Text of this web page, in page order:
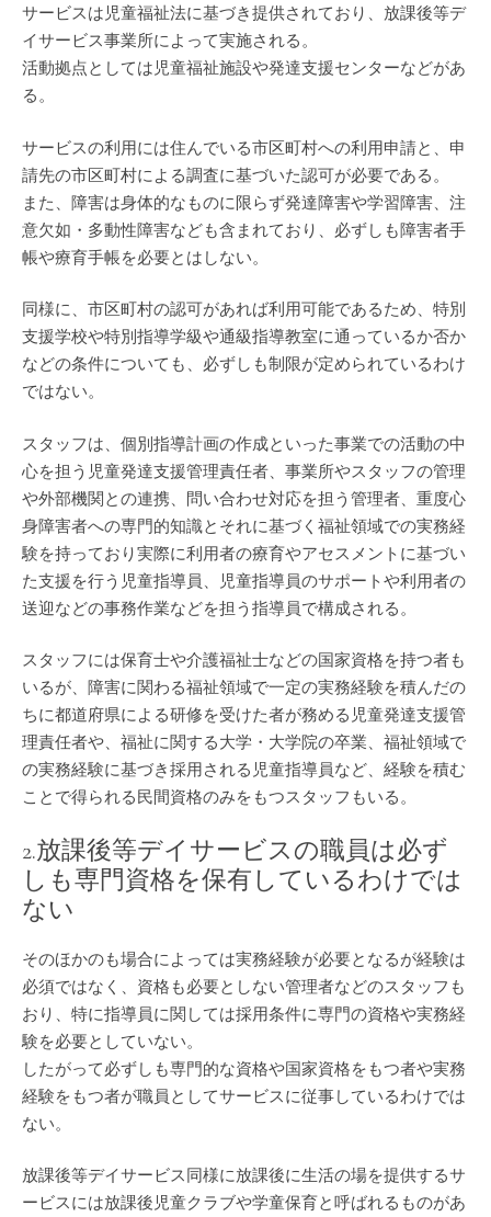
サービスは児童福祉法に基づき提供されており、放課後等デ
イサービス事業所によって実施される。
活動拠点としては児童福祉施設や発達支援センターなどがあ
る。
サービスの利用には住んでいる市区町村への利用申請と、申
請先の市区町村による調査に基づいた認可が必要である。
また、障害は身体的なものに限らず発達障害や学習障害、注
意欠如・多動性障害なども含まれており、必ずしも障害者手
帳や療育手帳を必要とはしない。
同様に、市区町村の認可があれば利用可能であるため、特別
支援学校や特別指導学級や通級指導教室に通っているか否か
などの条件についても、必ずしも制限が定められているわけ
ではない。
スタッフは、個別指導計画の作成といった事業での活動の中
心を担う児童発達支援管理責任者、事業所やスタッフの管理
や外部機関との連携、問い合わせ対応を担う管理者、重度心
身障害者への専門的知識とそれに基づく福祉領域での実務経
験を持っており実際に利用者の療育やアセスメントに基づい
た支援を行う児童指導員、児童指導員のサポートや利用者の
送迎などの事務作業などを担う指導員で構成される。
スタッフには保育士や介護福祉士などの国家資格を持つ者も
いるが、障害に関わる福祉領域で一定の実務経験を積んだの
ちに都道府県による研修を受けた者が務める児童発達支援管
理責任者や、福祉に関する大学・大学院の卒業、福祉領域で
の実務経験に基づき採用される児童指導員など、経験を積む
ことで得られる民間資格のみをもつスタッフもいる。
2.放課後等デイサービスの職員は必ず
しも専門資格を保有しているわけでは
ない
そのほかのも場合によっては実務経験が必要となるが経験は
必須ではなく、資格も必要としない管理者などのスタッフも
おり、特に指導員に関しては採用条件に専門の資格や実務経
験を必要としていない。
したがって必ずしも専門的な資格や国家資格をもつ者や実務
経験をもつ者が職員としてサービスに従事しているわけでは
ない。
放課後等デイサービス同様に放課後に生活の場を提供するサ
ービスには放課後児童クラブや学童保育と呼ばれるものがあ